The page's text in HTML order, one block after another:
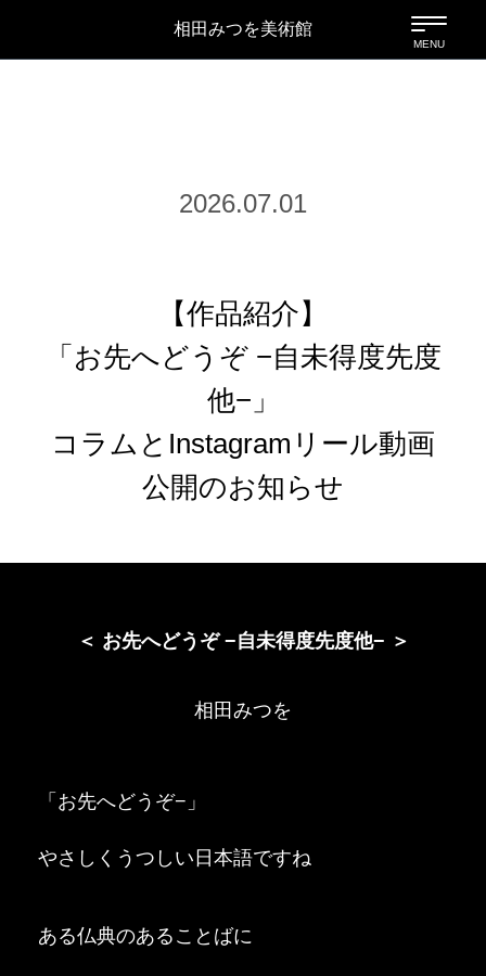
相田みつを美術館
2026.07.01
【作品紹介】
「お先へどうぞ −自未得度先度
他−」
コラムとInstagramリール動画
公開のお知らせ
＜ お先へどうぞ −自未得度先度他− ＞
相田みつを
「お先へどうぞ−」
やさしくうつしい日本語ですね
ある仏典のあることばに